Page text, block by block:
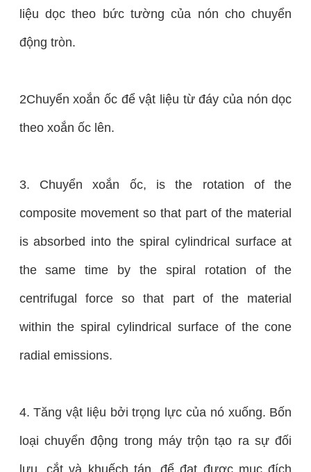
liệu dọc theo bức tường của nón cho chuyển
động tròn.
2Chuyển xoắn ốc để vật liệu từ đáy của nón dọc
theo xoắn ốc lên.
3. Chuyển xoắn ốc, is the rotation of the
composite movement so that part of the material
is absorbed into the spiral cylindrical surface at
the same time by the spiral rotation of the
centrifugal force so that part of the material
within the spiral cylindrical surface of the cone
radial emissions.
4. Tăng vật liệu bởi trọng lực của nó xuống. Bốn
loại chuyển động trong máy trộn tạo ra sự đối
lưu, cắt và khuếch tán, để đạt được mục đích